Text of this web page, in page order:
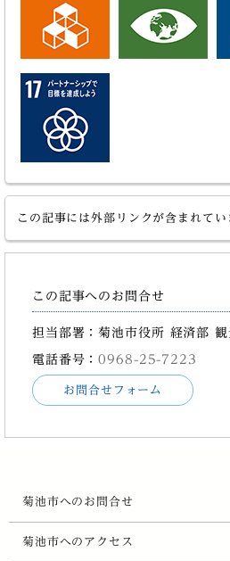
この記事には外部リンクが含まれてい
この記事へのお問合せ
担当部署：菊池市役所 経済部
電話番号：0968-25-7223
お問合せフォーム
菊池市へのお問合せ
菊池市へのアクセス